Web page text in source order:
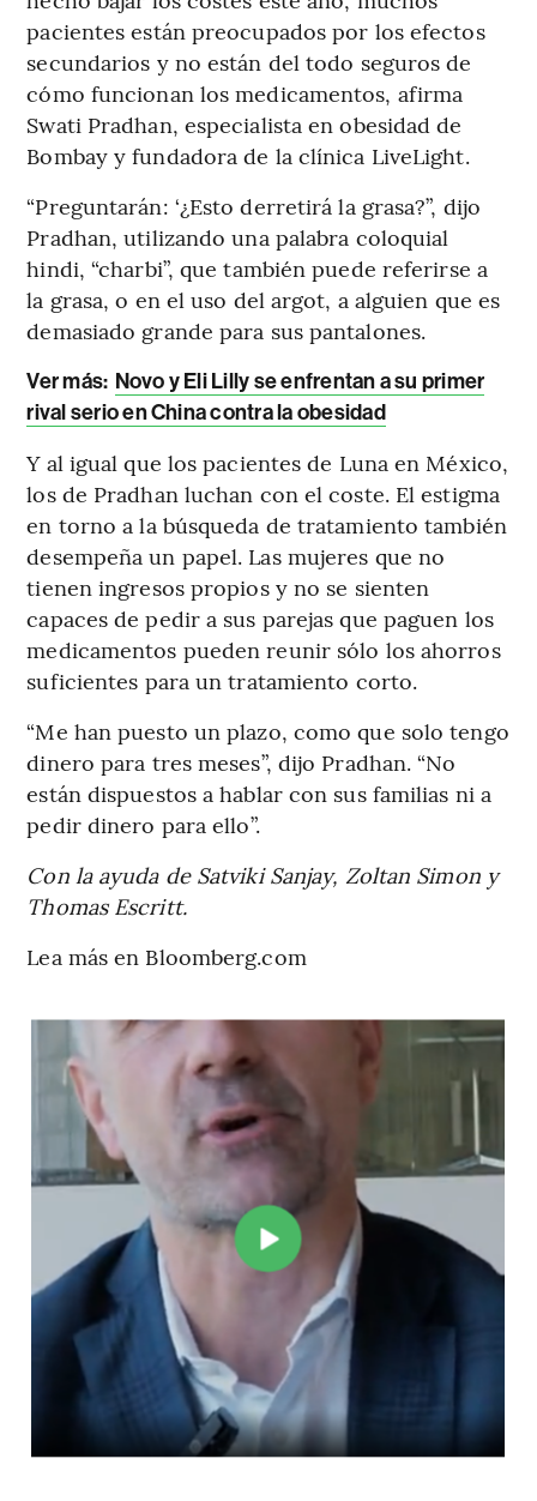
pacientes están preocupados por los efectos
secundarios y no están del todo seguros de
cómo funcionan los medicamentos, afirma
Swati Pradhan, especialista en obesidad de
Bombay y fundadora de la clínica LiveLight.
“Preguntarán: ‘¿Esto derretirá la grasa?”, dijo
Pradhan, utilizando una palabra coloquial
hindi, “charbi”, que también puede referirse a
la grasa, o en el uso del argot, a alguien que es
demasiado grande para sus pantalones.
Ver más: Novo y Eli Lilly se enfrentan a su primer
rival serio en China contra la obesidad
Y al igual que los pacientes de Luna en México,
los de Pradhan luchan con el coste. El estigma
en torno a la búsqueda de tratamiento también
desempeña un papel. Las mujeres que no
tienen ingresos propios y no se sienten
capaces de pedir a sus parejas que paguen los
medicamentos pueden reunir sólo los ahorros
suficientes para un tratamiento corto.
“Me han puesto un plazo, como que solo tengo
dinero para tres meses”, dijo Pradhan. “No
están dispuestos a hablar con sus familias ni a
pedir dinero para ello”.
Con la ayuda de Satviki Sanjay, Zoltan Simon y
Thomas Escritt.
Lea más en Bloomberg.com